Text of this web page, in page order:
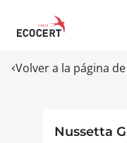
Volver a la página
Nussetta